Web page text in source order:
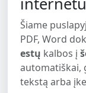
Šiame
PDF, Word
estų kalbos į
automatiškai,
tekstą arba